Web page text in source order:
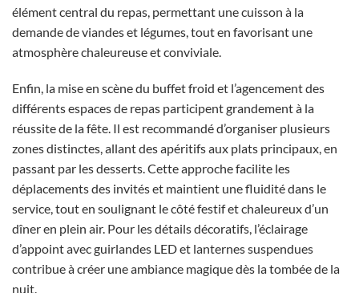
élément central du repas, permettant une cuisson à la
demande de viandes et légumes, tout en favorisant une
atmosphère chaleureuse et conviviale.
Enfin, la mise en scène du buffet froid et l’agencement des
différents espaces de repas participent grandement à la
réussite de la fête. Il est recommandé d’organiser plusieurs
zones distinctes, allant des apéritifs aux plats principaux, en
passant par les desserts. Cette approche facilite les
déplacements des invités et maintient une fluidité dans le
service, tout en soulignant le côté festif et chaleureux d’un
dîner en plein air. Pour les détails décoratifs, l’éclairage
d’appoint avec guirlandes LED et lanternes suspendues
contribue à créer une ambiance magique dès la tombée de la
nuit.